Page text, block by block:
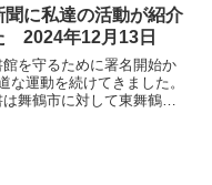
これに伴い、分館施設を
に利用...
聞に私達の活動が紹介
2024年12月13日
を守るために署名開始か
運動を続けてきました。
舞鶴市に対して東舞鶴市